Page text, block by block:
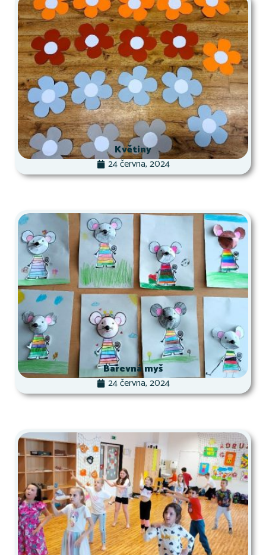
Květiny
24 června, 2024
Barevná myš
24 června, 2024